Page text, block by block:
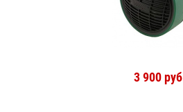
3 900